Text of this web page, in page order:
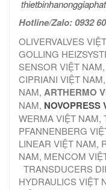
Hotline/Zalo: 0932
OLIVERVALVES
GOLLING
SENSOR VIỆT
CIPRIANI VIỆT
NAM, ARTHERMO
NAM, NOVOPRESS
WERMA VIỆT NAM,
PFANNENBERG
LINEAR VIỆT NAM,
NAM, MENCOM
TRANSDUCERS
HYDRAULICS VIỆT